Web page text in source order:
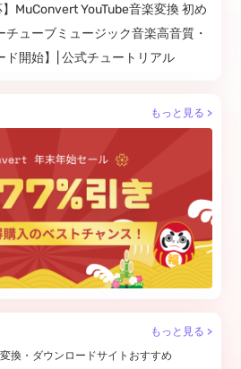
】MuConvert YouTube音楽変換 初め
ューブミュージック音楽高音質・
ド開始】| 公式チュートリアル
もっと見る >
もっと見る >
換・ダウンロードサイトおすすめ